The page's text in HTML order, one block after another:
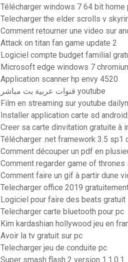
Télécharger windows 7 64 bit
Telecharger the elder scrolls v
Comment retourner une video sur
Attack on titan fan game update 2
Logiciel compte budget familial
Microsoft edge windows 7
Application scanner hp envy 4520
قنوات عربية بث مباشر youtube
Film en streaming sur youtube
Installer application carte sd android
Creer sa carte dinvitation gratuite à
Télécharger .net framework 3.5 sp1
Comment découper un pdf en
Comment regarder game of thrones
Comment faire un gif à partir dune
Telecharger office 2019
Logiciel pour faire des beats gratuit
Telecharger carte bluetooth pour pc
Kim kardashian hollywood jeu en
Avoir la tv gratuit sur pc
Telecharger jeu de conduite pc
Super smash flash 2 version 1.1.0.1